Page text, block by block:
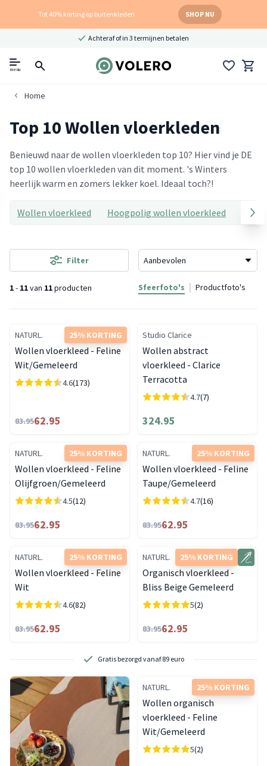
Tot 40% korting op buitenkleden SHOP NU
Achteraf of in 3 termijnen betalen
menu
Home
Top 10 Wollen vloerkleden
Benieuwd naar de wollen vloerkleden top 10? Hier vind je DE
top 10 wollen vloerkleden van dit moment. 's Winters
heerlijk warm en zomers lekker koel. Ideaal toch?!
Wollen vloerkleed Hoogpolig wollen vloerkleed
1- 11van 11producten
Filter
Sfeerfoto's Productfoto's
25% KORTING
NATURL.
Wollen vloerkleed - Feline
Wit/Gemeleerd
4.6(173)
83.9562.95
Studio Clarice
Wollen abstract
vloerkleed - Clarice
Terracotta
4.7(7)
324.95
25% KORTING
NATURL.
Wollen vloerkleed - Feline
Olijfgroen/Gemeleerd
4.5(12)
83.9562.95
25% KORTING
NATURL.
Wollen vloerkleed - Feline
Taupe/Gemeleerd
4.7(16)
83.9562.95
25% KORTING
NATURL.
Wollen vloerkleed - Feline
Wit
4.6(82)
83.9562.95
25% KORTING
NATURL.
Organisch vloerkleed -
Bliss Beige Gemeleerd
5(2)
83.9562.95
Gratis bezorgd vanaf 89 euro
25% KORTING
NATURL.
Wollen organisch
vloerkleed - Feline
Wit/Gemeleerd
5(2)